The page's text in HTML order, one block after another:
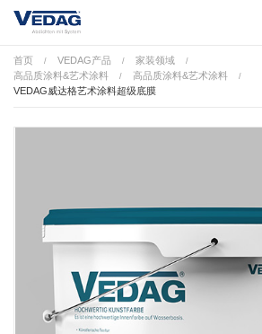
首页 / VEDAG产品 / 家装领域 /
高品质涂料&艺术涂料 / 高品质涂料&艺术涂料 /
VEDAG威达格艺术涂料超级底膜